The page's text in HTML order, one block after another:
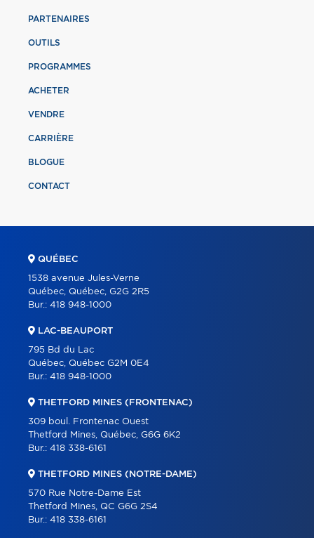
PARTENAIRES
OUTILS
PROGRAMMES
ACHETER
VENDRE
CARRIÈRE
BLOGUE
CONTACT
QUÉBEC
1538 avenue Jules-Verne
Québec, Québec, G2G 2R5
Bur.: 418 948-1000
LAC-BEAUPORT
795 Bd du Lac
Québec, Québec G2M 0E4
Bur.: 418 948-1000
THETFORD MINES (FRONTENAC)
309 boul. Frontenac Ouest
Thetford Mines, Québec, G6G 6K2
Bur.: 418 338-6161
THETFORD MINES (NOTRE-DAME)
570 Rue Notre-Dame Est
Thetford Mines, QC G6G 2S4
Bur.: 418 338-6161